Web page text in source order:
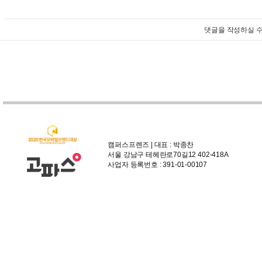
댓글을 작성하실
캠퍼스프렌즈 | 대표 : 박종찬
서울 강남구 테헤란로70길12 402-418A
사업자 등록번호 : 391-01-00107